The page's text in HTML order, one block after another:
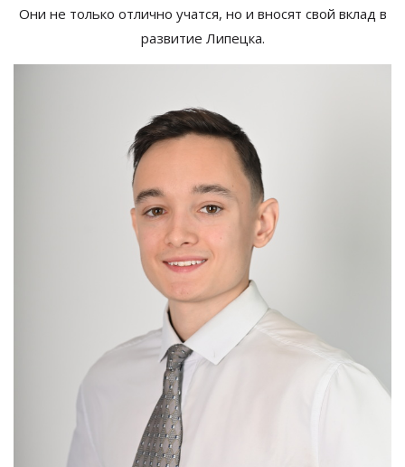
Они не только отлично учатся, но и вносят свой вклад в
развитие Липецка.